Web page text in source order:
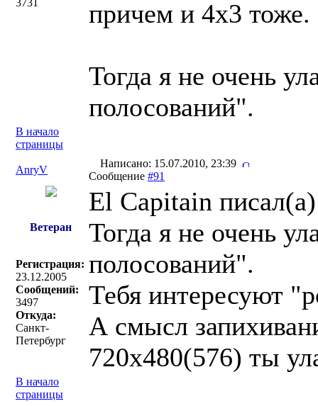
3731 причем и 4x3 тоже.
Тогда я не очень
полосований".
В начало
страницы
AnryV
Написано: 15.07.2010, 23:39
Сообщение #91
Ветеран
Регистрация:
23.12.2005
Сообщений:
3497
Откуда:
Санкт-
Петербург
El Capitain
Тогда я не очень
полосований".
Тебя интересуют
А смысл
720х480(576) ты
В начало
страницы